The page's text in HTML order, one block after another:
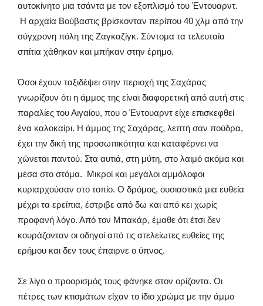
αυτοκίνητο μια τσάντα με τον εξοπλισμό του Έντουαρντ.
Η αρχαία Βούβαστις βρίσκονταν περίπου 40 χλμ από την
σύγχρονη πόλη της Ζαγκαζίγκ. Σύντομα τα τελευταία
σπίτια χάθηκαν και μπήκαν στην έρημο.
Όσοι έχουν ταξιδέψει στην περιοχή της Σαχάρας
γνωρίζουν ότι η άμμος της είναι διαφορετική από αυτή στις
παραλίες του Αιγαίου, που ο Έντουαρντ είχε επισκεφθεί
ένα καλοκαίρι. Η άμμος της Σαχάρας, λεπτή σαν πούδρα,
έχει την δική της προσωπικότητα και καταφέρνει να
χώνεται παντού. Στα αυτιά, στη μύτη, στο λαιμό ακόμα και
μέσα στο στόμα. Μικροί και μεγάλοι αμμόλοφοι
κυριαρχούσαν στο τοπίο. Ο δρόμος, ουσιαστικά μια ευθεία
μέχρι τα ερείπια, έστριβε από δω και από κει χωρίς
προφανή λόγο. Από τον Μπακάρ, έμαθε ότι έτσι δεν
κουράζονταν οι οδηγοί από τις ατελείωτες ευθείες της
ερήμου και δεν τους έπαιρνε ο ύπνος.
Σε λίγο ο προορισμός τους φάνηκε στον ορίζοντα. Οι
πέτρες των κτισμάτων είχαν το ίδιο χρώμα με την άμμο